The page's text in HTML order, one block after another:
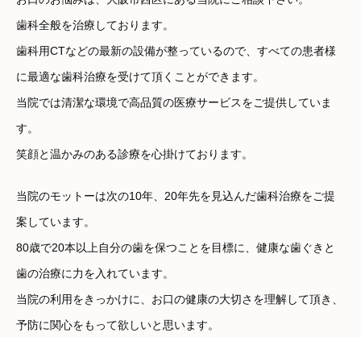
歯科全般を治療しております。
歯科用CTなどの最新の設備が整っているので、すべての患者様
に最適な歯科治療を受けて頂くことができます。
当院では清潔な環境で高品質の医療サービスをご提供していま
す。
笑顔と温かみのある診療を心掛けております。
当院のモットーは次の10年、20年先を見込んだ歯科治療をご提
案しています。
80歳で20本以上自分の歯を保つことを目標に、健康な歯ぐきと
歯の治療に力を入れています。
当院の利用をきっかけに、お口の健康の大切さを理解して頂き、
予防に関心をもって欲しいと思います。